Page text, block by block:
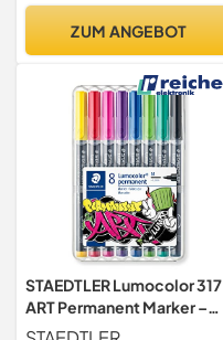
ZUM ANGEBOT
STAEDTLER Lumocolor 317
ART Permanent Marker –
8er-Set, M, 1,0 mm